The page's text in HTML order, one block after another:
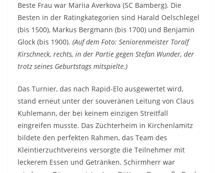
Beste Frau war Mariia Averkova (SC Bamberg). Die
Besten in der Ratingkategorien sind Harald Oelschlegel
(bis 1500), Markus Bergmann (bis 1700) und Benjamin
Glock (bis 1900). (Auf dem Foto: Seniorenmeister Toralf
Kirschneck, rechts, in der Partie gegen Stefan Wunder, der
trotz seines Geburtstags mitspielte.)
Das Turnier, das nach Rapid-Elo ausgewertet wird,
stand erneut unter der souveränen Leitung von Claus
Kuhlemann, der bei keinem einzigen Streitfall
eingreifen musste. Das Züchterheim in Kirchenlamitz
bildete den perfekten Rahmen, das Team des
Kleintierzuchtvereins versorgte die Teilnehmer mit
leckerem Essen und Getränken. Schirmherr war